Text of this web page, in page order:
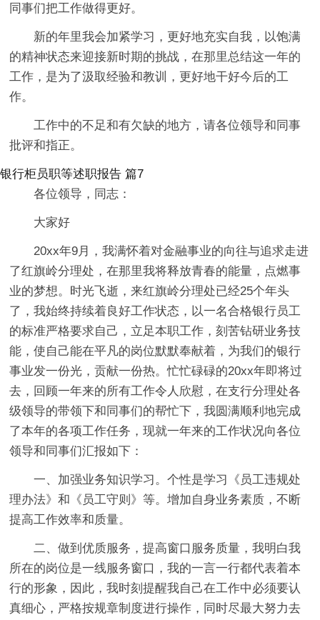
同事们把工作做得更好。
新的年里我会加紧学习，更好地充实自我，以饱满
的精神状态来迎接新时期的挑战，在那里总结这一年的
工作，是为了汲取经验和教训，更好地干好今后的工
作。
工作中的不足和有欠缺的地方，请各位领导和同事
批评和指正。
银行柜员职等述职报告 篇7
各位领导，同志：
大家好
20xx年9月，我满怀着对金融事业的向往与追求走进
了红旗岭分理处，在那里我将释放青春的能量，点燃事
业的梦想。时光飞逝，来红旗岭分理处已经25个年头
了，我始终持续着良好工作状态，以一名合格银行员工
的标准严格要求自己，立足本职工作，刻苦钻研业务技
能，使自己能在平凡的岗位默默奉献着，为我们的银行
事业发一份光，贡献一份热。忙忙碌碌的20xx年即将过
去，回顾一年来的所有工作令人欣慰，在支行分理处各
级领导的带领下和同事们的帮忙下，我圆满顺利地完成
了本年的各项工作任务，现就一年来的工作状况向各位
领导和同事们汇报如下：
一、加强业务知识学习。个性是学习《员工违规处
理办法》和《员工守则》等。增加自身业务素质，不断
提高工作效率和质量。
二、做到优质服务，提高窗口服务质量，我明白我
所在的岗位是一线服务窗口，我的一言一行都代表着本
行的形象，因此，我时刻提醒我自己在工作中必须要认
真细心，严格按规章制度进行操作，同时尽最大努力去